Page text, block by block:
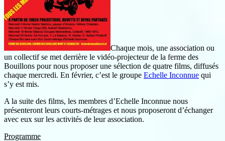
Chaque mois, une association ou
un collectif se met derrière le vidéo-projecteur de la ferme des
Bouillons pour nous proposer une sélection de quatre films, diffusés
chaque mercredi. En février, c’est le groupe Echelle Inconnue qui
s’y est mis.
A la suite des films, les membres d’Echelle Inconnue nous
présenteront leurs courts-métrages et nous proposeront d’échanger
avec eux sur les activités de leur association.
Programme